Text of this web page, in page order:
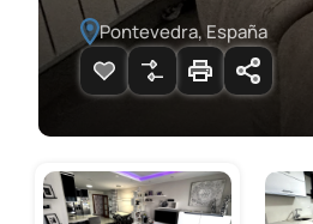
Pontevedra, España